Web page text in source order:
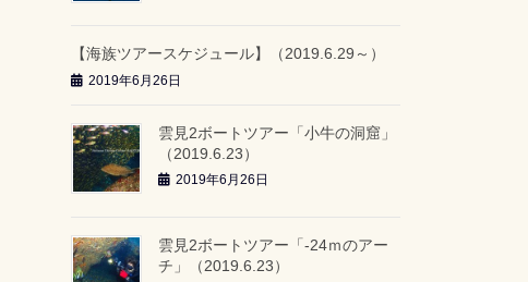
【海族ツアースケジュール】（2019.6.29～）
2019年6月26日
雲見2ボートツアー「小牛の洞窟」
（2019.6.23）
2019年6月26日
雲見2ボートツアー「-24ｍのアー
チ」（2019.6.23）